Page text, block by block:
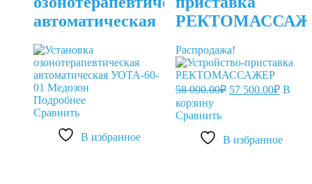
автоматическая
УОТА-60-01
Подробнее
Сравнить
В избранное
Распродажа!
58 000.00₽ Первоначальная
000.00₽.
57 500.00₽ В
корзину
Сравнить
В избранное